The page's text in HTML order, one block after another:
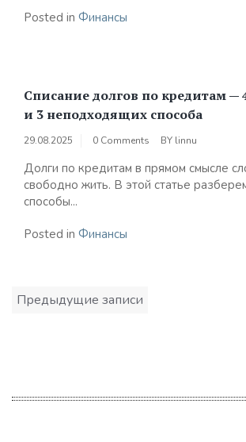
Posted in Финансы
Списание долгов по кредитам —
и 3 неподходящих способа
29.08.2025 0 Comments BY linnu
Долги по кредитам в прямом смысле
свободно жить. В этой статье
способы...
Posted in Финансы
Навигация
по
Предыдущие записи